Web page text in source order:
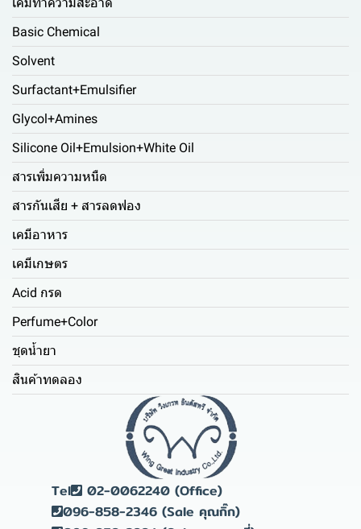
Basic Chemical
Solvent
Surfactant+Emulsifier
Glycol+Amines
Silicone Oil+Emulsion+White Oil
สารเพิ่มความหนืด
สารกันเสีย + สารลดฟอง
เคมีอาหาร
เคมีเกษตร
Acid กรด
Perfume+Color
ชุดน้ำยา
สินค้าทดลอง
Tel
02-0062240 (Office)
096-858-2346 (Sale คุณกิ๊ก)